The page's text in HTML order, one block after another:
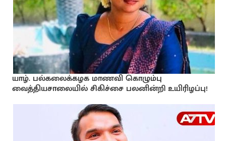
யாழ். பல்கலைக்கழக மாணவி கொழும்பு
வைத்தியசாலையில் சிகிச்சை பலனின்றி உயிரிழப்பு!